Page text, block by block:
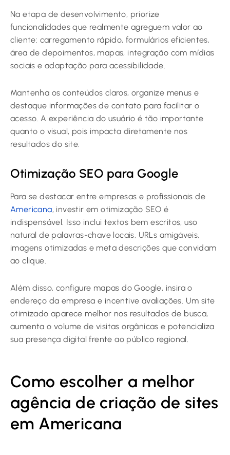
Na etapa de desenvolvimento, priorize
funcionalidades que realmente agreguem valor ao
cliente: carregamento rápido, formulários eficientes,
área de depoimentos, mapas, integração com mídias
sociais e adaptação para acessibilidade.
Mantenha os conteúdos claros, organize menus e
destaque informações de contato para facilitar o
acesso. A experiência do usuário é tão importante
quanto o visual, pois impacta diretamente nos
resultados do site.
Otimização SEO para Google
Para se destacar entre empresas e profissionais de
Americana, investir em otimização SEO é
indispensável. Isso inclui textos bem escritos, uso
natural de palavras-chave locais, URLs amigáveis,
imagens otimizadas e meta descrições que convidam
ao clique.
Além disso, configure mapas do Google, insira o
endereço da empresa e incentive avaliações. Um site
otimizado aparece melhor nos resultados de busca,
aumenta o volume de visitas orgânicas e potencializa
sua presença digital frente ao público regional.
Como escolher a melhor
agência de criação de sites
em Americana